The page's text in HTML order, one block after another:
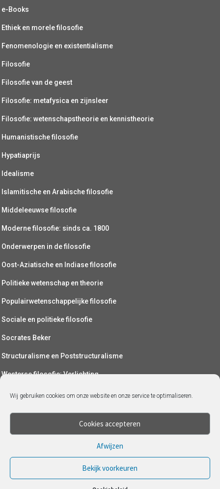
Wij gebruiken cookies om onze website en onze service te optimaliseren.
Cookies accepteren
Afwijzen
Bekijk voorkeuren
e-Books
Ethiek en morele filosofie
Fenomenologie en existentialisme
Filosofie
Filosofie van de geest
Filosofie: metafysica en zijnsleer
Filosofie: wetenschapstheorie en kennistheorie
Humanistische filosofie
Hypatiaprijs
Idealisme
Islamitische en Arabische filosofie
Middeleeuwse filosofie
Moderne filosofie: sinds ca. 1800
Onderwerpen in de filosofie
Oost-Aziatische en Indiase filosofie
Politieke wetenschap en theorie
Populairwetenschappelijke filosofie
Sociale en politieke filosofie
Socrates Beker
Structuralisme en Poststructuralisme
Westerse filosofie: Verlichting
Wetenschapsfilosofie
Yoga (als filosofie)